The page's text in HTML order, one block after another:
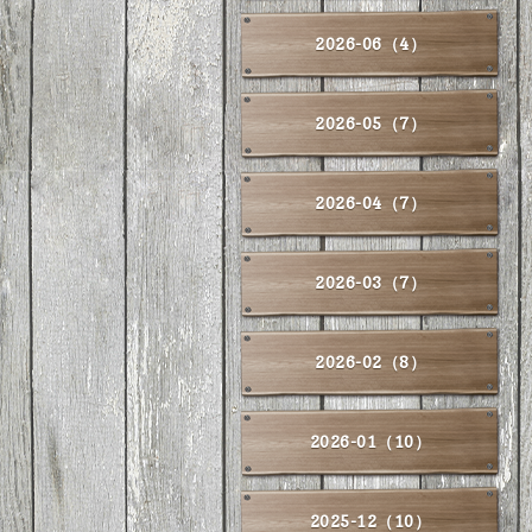
2026-06（4）
2026-05（7）
2026-04（7）
2026-03（7）
2026-02（8）
2026-01（10）
2025-12（10）